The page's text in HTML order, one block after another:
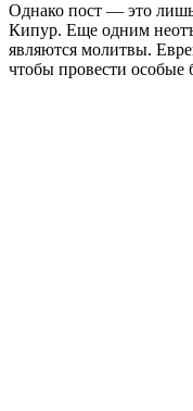
Однако пост ― это
Кипур. Еще одним
являются молитвы.
чтобы провести особые